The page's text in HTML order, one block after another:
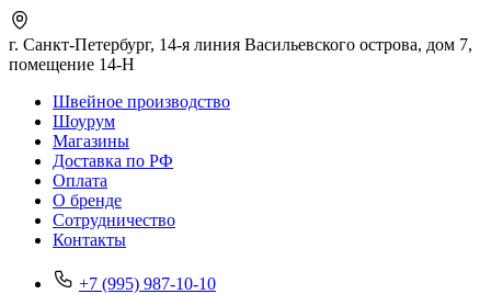
г. Санкт-Петербург, 14-я линия Васильевского острова, дом 7,
помещение 14-Н
Швейное производство
Шоурум
Магазины
Доставка по РФ
Оплата
О бренде
Сотрудничество
Контакты
+7 (995) 987-10-10